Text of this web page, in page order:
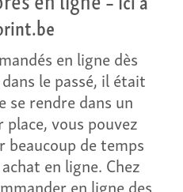
en ligne dès
le passé, il était
se rendre dans un
vous pouvez
de temps
en ligne. Chez
en ligne des